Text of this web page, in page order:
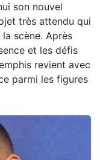
son nouvel
très attendu qui
scène. Après
et les défis
revient avec
parmi les figures